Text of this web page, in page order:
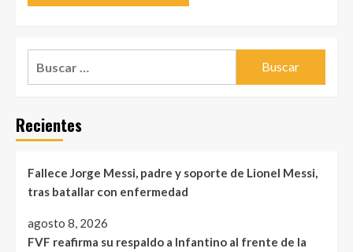
Recientes
Fallece Jorge Messi, padre y soporte de Lionel Messi,
tras batallar con enfermedad
agosto 8, 2026
FVF reafirma su respaldo a Infantino al frente de la